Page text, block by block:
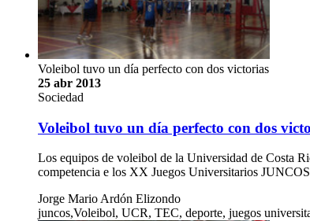
Voleibol tuvo un día perfecto con dos victorias
25 abr 2013
Sociedad
Voleibol tuvo un día perfecto con dos
Los equipos de voleibol de la Universidad de Costa
competencia e los XX Juegos Universitarios
Jorge Mario Ardón Elizondo
juncos,Voleibol, UCR, TEC, deporte, juegos